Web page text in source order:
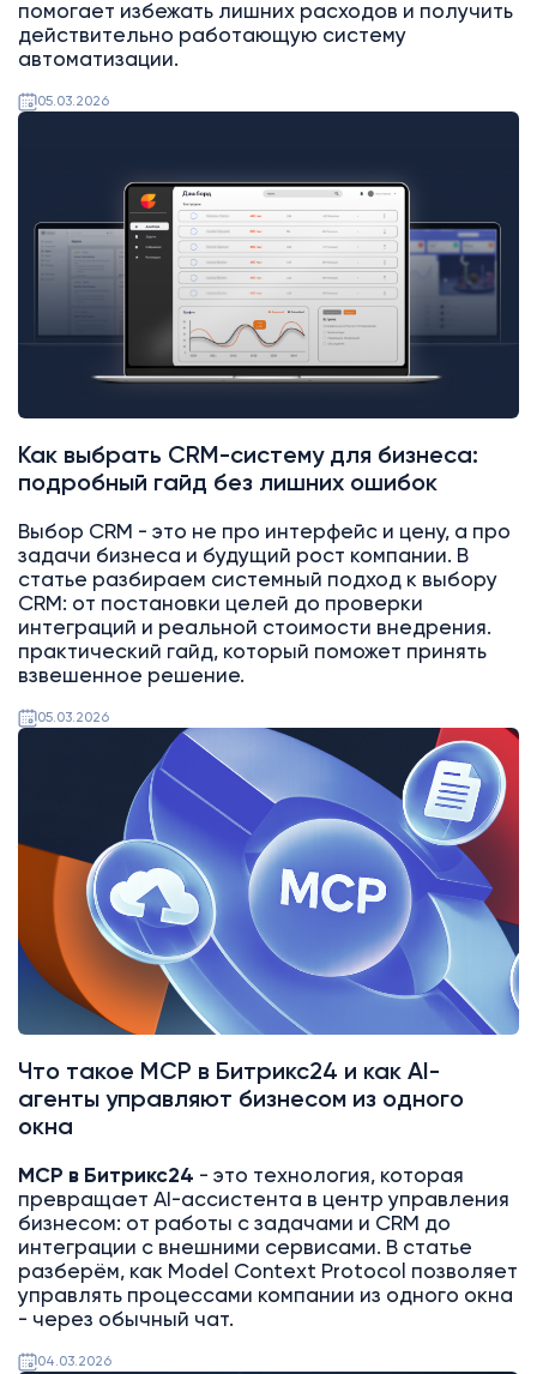
помогает избежать лишних расходов и получить
действительно работающую систему
автоматизации.
05.03.2026
Как выбрать CRM-систему для бизнеса:
подробный гайд без лишних ошибок
Выбор CRM - это не про интерфейс и цену, а про
задачи бизнеса и будущий рост компании. В
статье разбираем системный подход к выбору
CRM: от постановки целей до проверки
интеграций и реальной стоимости внедрения.
практический гайд, который поможет принять
взвешенное решение.
05.03.2026
Что такое MCP в Битрикс24 и как AI-
агенты управляют бизнесом из одного
окна
MCP в Битрикс24 - это технология, которая
превращает AI-ассистента в центр управления
бизнесом: от работы с задачами и CRM до
интеграции с внешними сервисами. В статье
разберём, как Model Context Protocol позволяет
управлять процессами компании из одного окна
- через обычный чат.
04.03.2026